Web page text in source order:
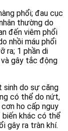
phổi; đau cục
thường do
đến viêm phổi
nhồi máu phổi
ra; 1 phần di
gây tắc động
sinh do sự căng
có thể do nứt,
ho cấp nguy
biến khác có thể
gây ra tràn khí.